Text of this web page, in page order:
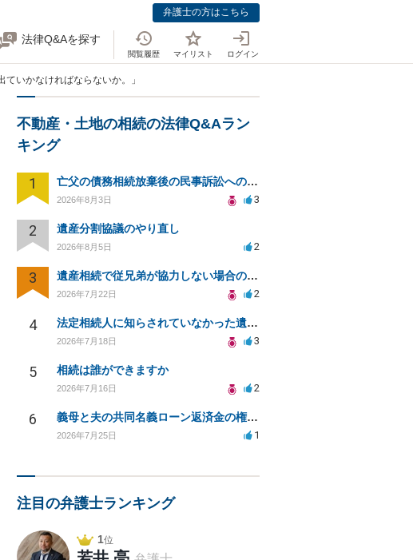
弁護士の方はこちら
法律Q&Aを探す
閲覧履歴 マイリスト ログイン
ていかなければならないか。」
不動産・土地の相続の法律Q&Aラン
キング
1 亡父の債務相続放棄後の民事訴訟への法的対応についての相談
2026年8月3日 3
2 遺産分割協議のやり直し
2026年8月5日 2
3 遺産相続で従兄弟が協力しない場合の対処法は？
2026年7月22日 2
4 法定相続人に知らされていなかった遺言と遺産分割
2026年7月18日 3
5 相続は誰ができますか
2026年7月16日 2
6 義母と夫の共同名義ローン返済金の権利について知りたい
2026年7月25日 1
注目の弁護士ランキング
1位